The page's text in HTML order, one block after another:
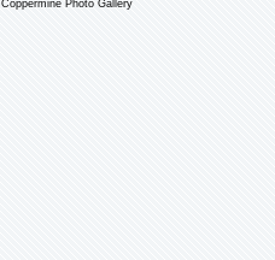
Coppermine Photo Gallery